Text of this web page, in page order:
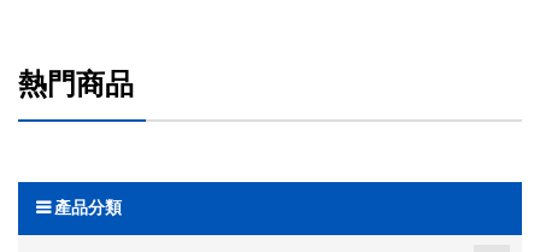
熱門商品
產品分類